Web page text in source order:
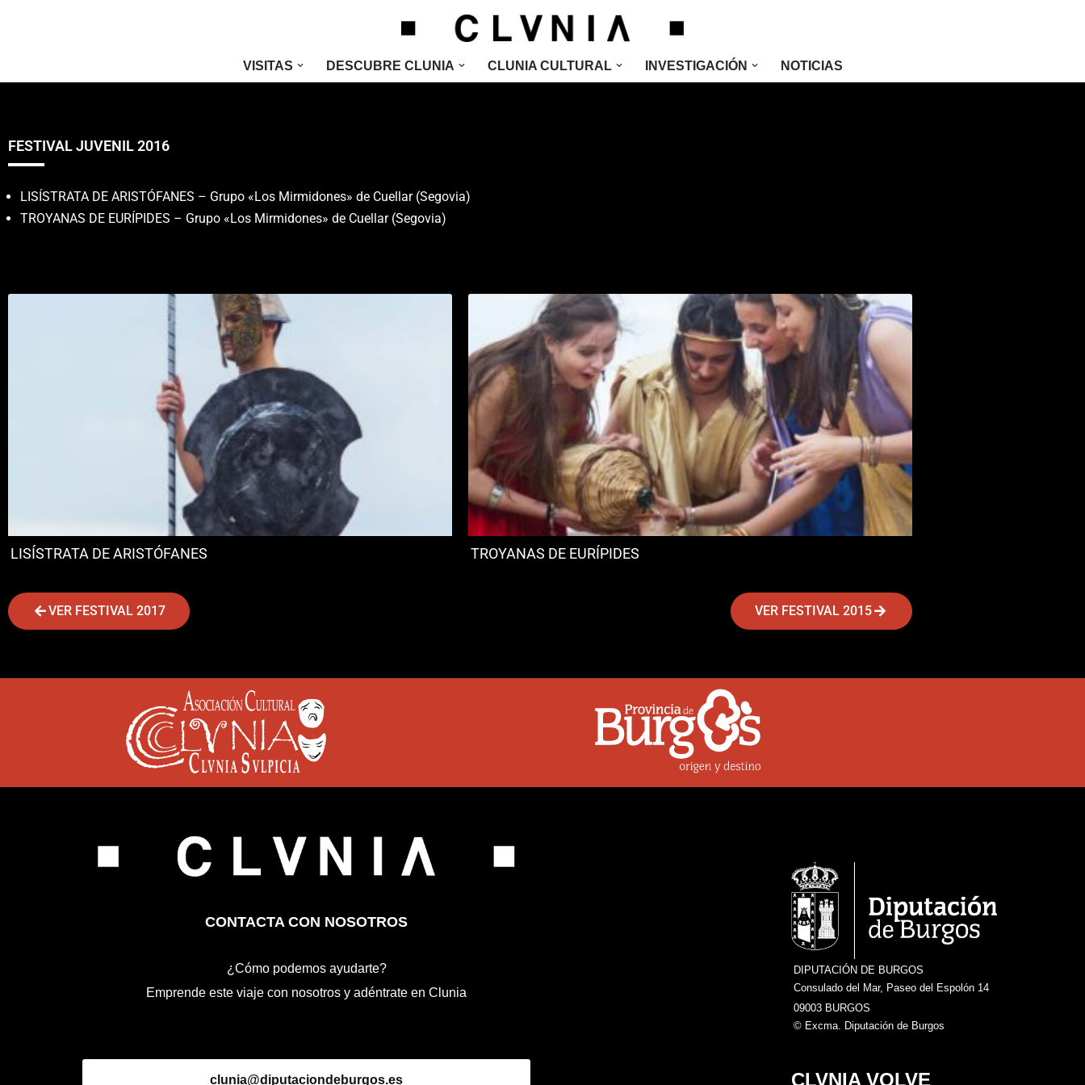
VISITAS DESCUBRE CLUNIA CLUNIA CULTURAL INVESTIGACIÓN NOTICIAS
FESTIVAL JUVENIL 2016
LISÍSTRATA DE ARISTÓFANES – Grupo «Los Mirmidones» de Cuellar (Segovia)
TROYANAS DE EURÍPIDES – Grupo «Los Mirmidones» de Cuellar (Segovia)
LISÍSTRATA DE ARISTÓFANES TROYANAS DE EURÍPIDES
VER FESTIVAL 2017 VER FESTIVAL 2015
CONTACTA CON NOSOTROS
¿Cómo podemos ayudarte?
Emprende este viaje con nosotros y adéntrate en Clunia
clunia@diputaciondeburgos.es
DIPUTACIÓN DE BURGOS
Consulado del Mar, Paseo del Espolón 14
09003 BURGOS
© Excma. Diputación de Burgos
CLVNIA VOLVE